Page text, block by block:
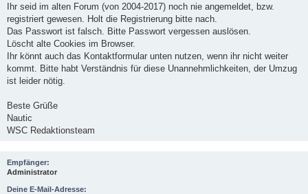
Ihr seid im alten Forum (von 2004-2017) noch nie angemeldet, bzw.
registriert gewesen. Holt die Registrierung bitte nach.
Das Passwort ist falsch. Bitte Passwort vergessen auslösen.
Löscht alte Cookies im Browser.
Ihr könnt auch das Kontaktformular unten nutzen, wenn ihr nicht weiter
kommt. Bitte habt Verständnis für diese Unannehmlichkeiten, der Umzug
ist leider nötig.
Beste Grüße
Nautic
WSC Redaktionsteam
Empfänger:
Administrator
Deine E-Mail-Adresse: